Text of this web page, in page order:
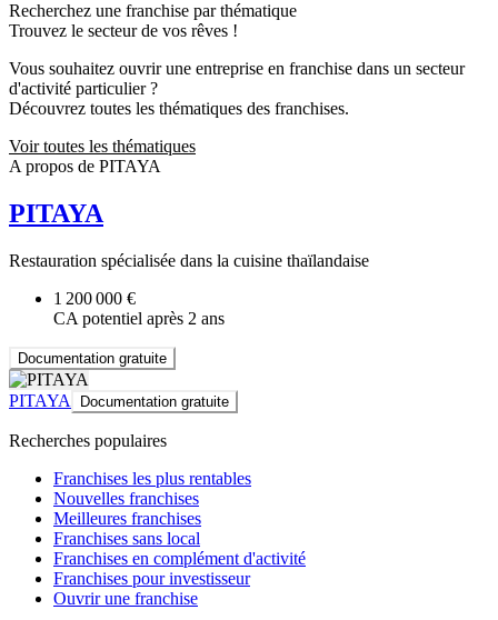
Recherchez une franchise par thématique
Trouvez le secteur de vos rêves !
Vous souhaitez ouvrir une entreprise en franchise dans un secteur
d'activité particulier ?
Découvrez toutes les thématiques des franchises.
Voir toutes les thématiques
A propos de PITAYA
PITAYA
Restauration spécialisée dans la cuisine thaïlandaise
1 200 000 €
CA potentiel après 2 ans
Documentation gratuite
PITAYA Documentation gratuite
Recherches populaires
Franchises les plus rentables
Nouvelles franchises
Meilleures franchises
Franchises sans local
Franchises en complément d'activité
Franchises pour investisseur
Ouvrir une franchise